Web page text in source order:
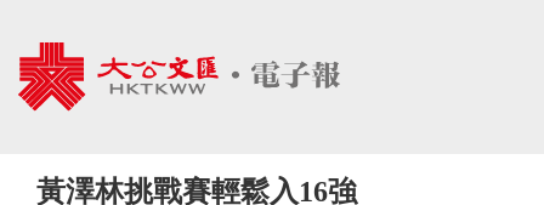
黃澤林挑戰賽輕鬆入16強